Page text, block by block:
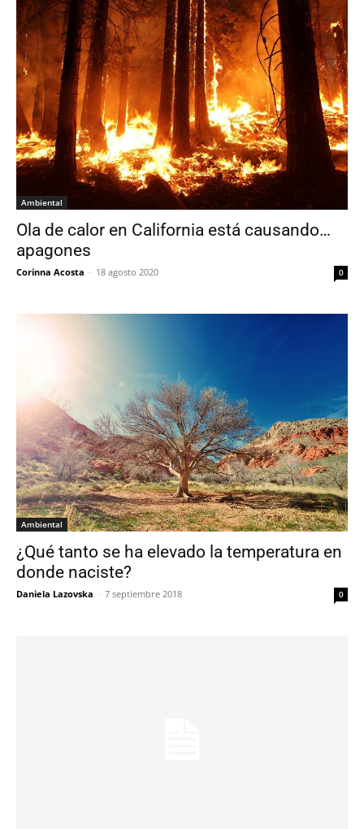
Ambiental
Ola de calor en California está causando…
apagones
Corinna Acosta - 18 agosto 2020 0
Ambiental
¿Qué tanto se ha elevado la temperatura en
donde naciste?
Daniela Lazovska - 7 septiembre 2018 0